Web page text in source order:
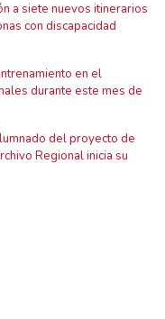
a siete nuevos itinerarios
con discapacidad
en el
durante este mes de
del proyecto de
Regional inicia su